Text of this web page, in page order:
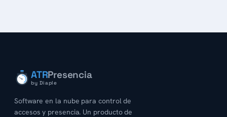
ATRPresencia
by Diaple
Software en la nube para control de
accesos y presencia. Un producto de